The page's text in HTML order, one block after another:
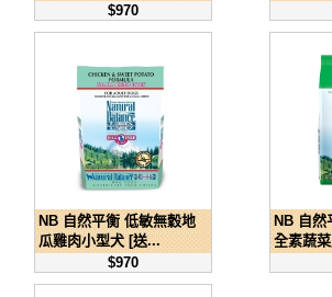
$970
NB 自然平衡 低敏無穀地
瓜雞肉小型犬 [送...
$970
NB 自然
全素蔬